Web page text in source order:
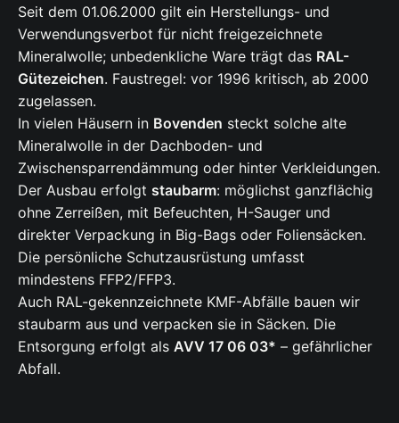
Seit dem 01.06.2000 gilt ein Herstellungs- und
Verwendungsverbot für nicht freigezeichnete
Mineralwolle; unbedenkliche Ware trägt das RAL-
Gütezeichen. Faustregel: vor 1996 kritisch, ab 2000
zugelassen.
In vielen Häusern in Bovenden steckt solche alte
Mineralwolle in der Dachboden- und
Zwischensparrendämmung oder hinter Verkleidungen.
Der Ausbau erfolgt staubarm: möglichst ganzflächig
ohne Zerreißen, mit Befeuchten, H-Sauger und
direkter Verpackung in Big-Bags oder Foliensäcken.
Die persönliche Schutzausrüstung umfasst
mindestens FFP2/FFP3.
Auch RAL-gekennzeichnete KMF-Abfälle bauen wir
staubarm aus und verpacken sie in Säcken. Die
Entsorgung erfolgt als AVV 17 06 03* – gefährlicher
Abfall.